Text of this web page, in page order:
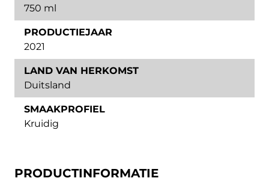
750 ml
PRODUCTIEJAAR
2021
LAND VAN HERKOMST
Duitsland
SMAAKPROFIEL
Kruidig
PRODUCTINFORMATIE